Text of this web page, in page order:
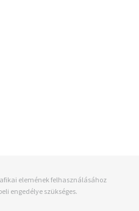
elemének felhasználásához
engedélye szükséges.